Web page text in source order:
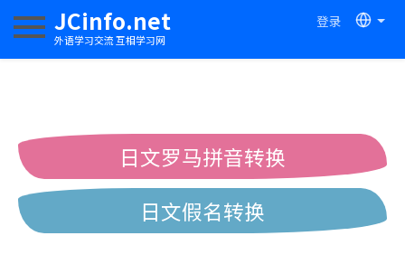
JCinfo.net
外语学习交流 互相学习网
登录
切换导航
日文罗马拼音转换
日文假名转换